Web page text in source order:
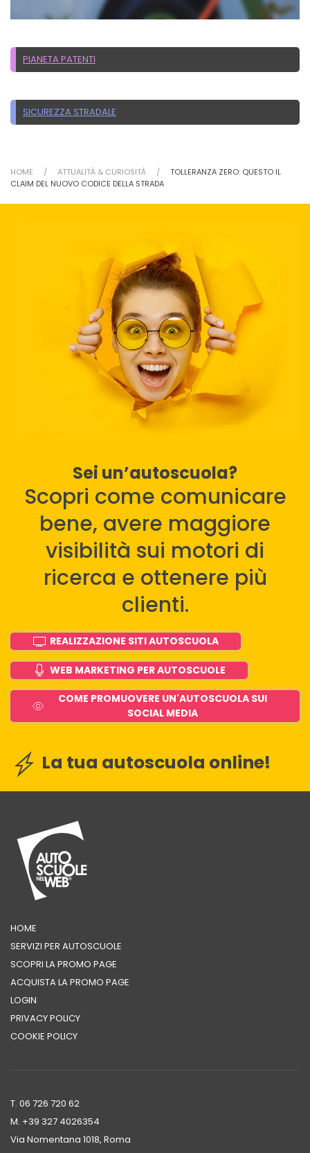
PIANETA PATENTI
SICUREZZA STRADALE
HOME ATTUALITÀ & CURIOSITÀ
TOLLERANZA ZERO: QUESTO IL
CLAIM DEL NUOVO CODICE DELLA STRADA
Sei un’autoscuola?
Scopri come comunicare
bene, avere maggiore
visibilità sui motori di
ricerca e ottenere più
clienti.
REALIZZAZIONE SITI AUTOSCUOLA
WEB MARKETING PER AUTOSCUOLE
COME PROMUOVERE UN'AUTOSCUOLA SUI
SOCIAL MEDIA
La tua autoscuola online!
HOME
SERVIZI PER AUTOSCUOLE
SCOPRI LA PROMO PAGE
ACQUISTA LA PROMO PAGE
LOGIN
PRIVACY POLICY
COOKIE POLICY
T. 06 726 720 62
M. +39 ‭327 4026354‬
Via Nomentana 1018, Roma